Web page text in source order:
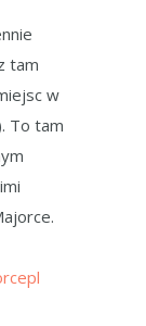
tam
w
To tam